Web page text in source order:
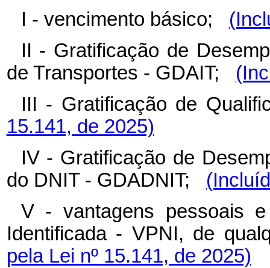
I - vencimento básico;
II - Gratificação de
de Transportes - GDAIT;
III - Gratificação de
15.141, de 2025)
IV - Gratificação de
do DNIT - GDADNIT;
V - vantagens pessoais e
Identificada - VPNI, de
pela Lei nº 15.141, de 2025)